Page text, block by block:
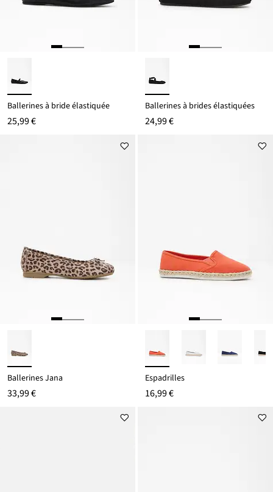
Ballerines à bride élastiquée
25,99 €
Ballerines à brides élastiquées
24,99 €
Ballerines Jana
33,99 €
Espadrilles
16,99 €